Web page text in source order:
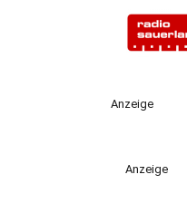
Anzeige
Anzeige